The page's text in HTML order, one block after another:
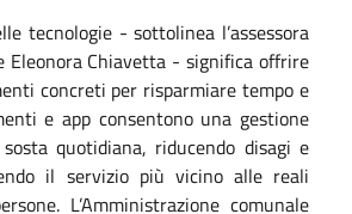
tecnologie - sottolinea l’assessora
Eleonora Chiavetta - significa offrire
concreti per risparmiare tempo e
e app consentono una gestione
quotidiana, riducendo disagi e
il servizio più vicino alle reali
L’Amministrazione comunale